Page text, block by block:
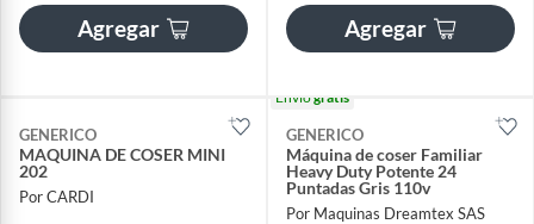
Agregar Agregar
GENERICO
MAQUINA DE COSER MINI
202
Por CARDI
Envíogratis
GENERICO
Máquina de coser Familiar
Heavy Duty Potente 24
Puntadas Gris 110v
Por Maquinas Dreamtex SAS